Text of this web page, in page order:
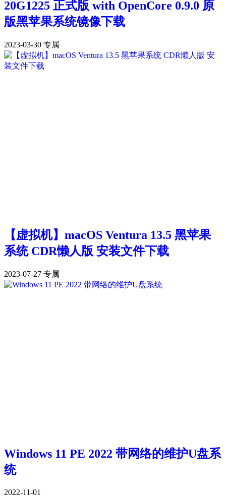
20G1225 正式版 with OpenCore 0.9.0 原
版黑苹果系统镜像下载
2023-03-30 专属
【虚拟机】macOS Ventura 13.5 黑苹果
系统 CDR懒人版 安装文件下载
2023-07-27 专属
Windows 11 PE 2022 带网络的维护U盘系
统
2022-11-01